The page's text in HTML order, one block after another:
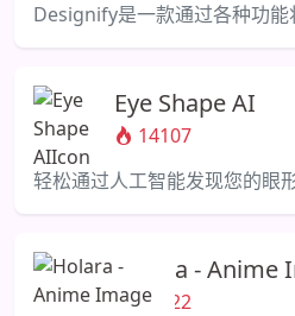
Eye Shape AI
14107
轻松通过人工智能发现您的眼
Holara - Anime
13322